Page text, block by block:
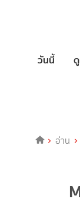
วันนี้ ดู
อ่าน